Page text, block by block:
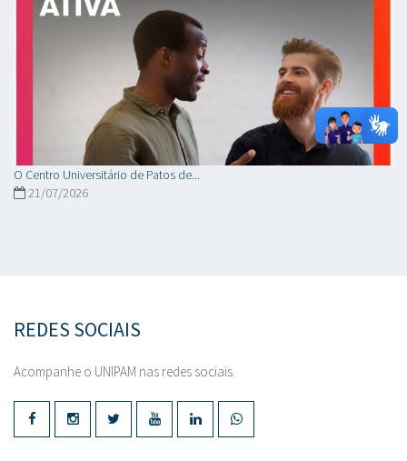
O Centro Universitário de Patos de...
21/07/2026
REDES SOCIAIS
Acompanhe o UNIPAM nas redes sociais.